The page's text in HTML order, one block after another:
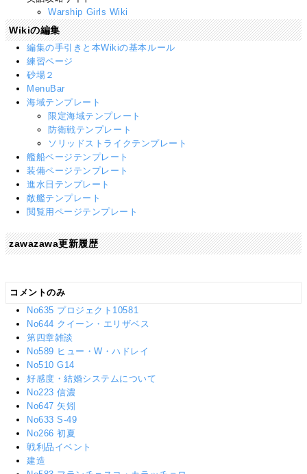
Warship Girls Wiki
Wikiの編集
編集の手引きと本Wikiの基本ルール
練習ページ
砂場２
MenuBar
海域テンプレート
限定海域テンプレート
防衛戦テンプレート
ソリッドストライクテンプレート
艦船ページテンプレート
装備ページテンプレート
進水日テンプレート
敵艦テンプレート
閲覧用ページテンプレート
zawazawa更新履歴
コメントのみ
No635 プロジェクト10581
No644 クイーン・エリザベス
第四章雑談
No589 ヒュー・W・ハドレイ
No510 G14
好感度・結婚システムについて
No223 信濃
No647 矢矧
No633 S-49
No266 初夏
戦利品イベント
建造